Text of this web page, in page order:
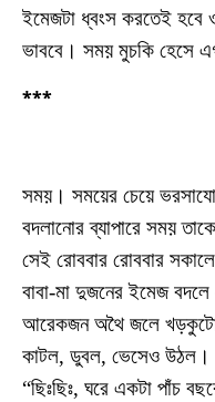
ইমেজটা ধ্বংস করতেই
ভাববে। সময় মুচকি হেসে
***
সময়। সময়ের চেয়ে
বদলানোর ব্যাপারে সময়
সেই রোববার রোববার
বাবা-মা দুজনের ইমেজ
আরেকজন অথৈ জলে
কাটল, ডুবল, ভেসেও উঠল।
“ছিঃছিঃ, ঘরে একটা পাঁচ